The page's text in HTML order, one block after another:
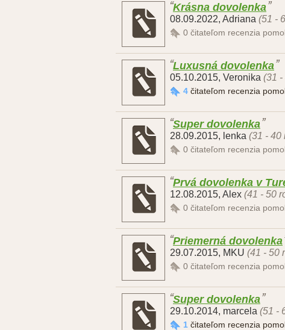
Krásna dovolenka
08.09.2022, Adriana (51 -
0 čitateľom recenzia
Luxusná dovolenka
05.10.2015, Veronika (31 -
4 čitateľom recenzia
Super dovolenka
28.09.2015, lenka (31 - 40
0 čitateľom recenzia
Prvá dovolenka v
12.08.2015, Alex (41 - 50
0 čitateľom recenzia
Priemerná dovolenka
29.07.2015, MKU (41 - 50
0 čitateľom recenzia
Super dovolenka
29.10.2014, marcela (51 -
1 čitateľom recenzia